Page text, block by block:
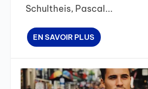
Schultheis, Pascal...
EN SAVOIR PLUS